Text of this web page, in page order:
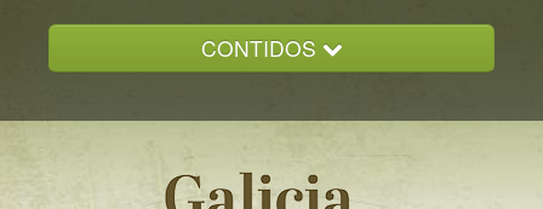
CONTIDOS
GALICIA ENCANTADA
DOCUMENTACION